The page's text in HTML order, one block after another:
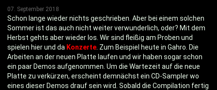
07. September 2018
Schon lange wieder nichts geschrieben. Aber bei einem solchen
Sommer ist das auch nicht weiter verwunderlich, oder? Mit dem
Herbst gehts aber wieder los. Wir sind fleißig am Proben und
spielen hier und da Konzerte . Zum Beispiel heute in Gahro. Die
Arbeiten an der neuen Platte laufen und wir haben sogar schon
ein paar Demos aufgenommen. Um die Wartezeit auf die neue
Platte zu verkürzen, erscheint demnächst ein CD-Sampler wo
eines dieser Demos drauf sein wird. Sobald die Compilation fertig